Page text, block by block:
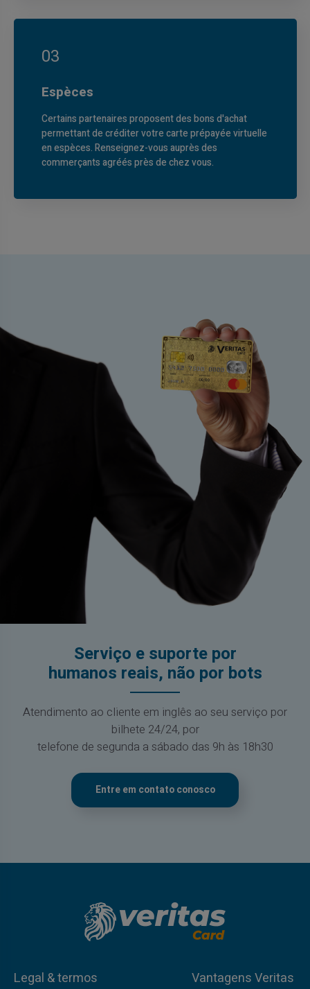
03
Espèces
Certains partenaires proposent des bons d'achat
permettant de créditer votre carte prépayée virtuelle
en espèces. Renseignez-vous auprès des
commerçants agréés près de chez vous.
Serviço e suporte por
humanos reais, não por bots
Atendimento ao cliente em inglês ao seu serviço por
bilhete 24/24, por
telefone de segunda a sábado das 9h às 18h30
Entre em contato conosco
Legal & termos Vantagens Veritas